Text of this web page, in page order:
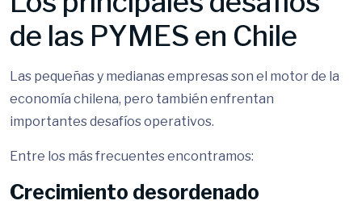
de las PYMES en Chile
Las pequeñas y medianas empresas son el motor de la
economía chilena, pero también enfrentan
importantes desafíos operativos.
Entre los más frecuentes encontramos:
Crecimiento desordenado